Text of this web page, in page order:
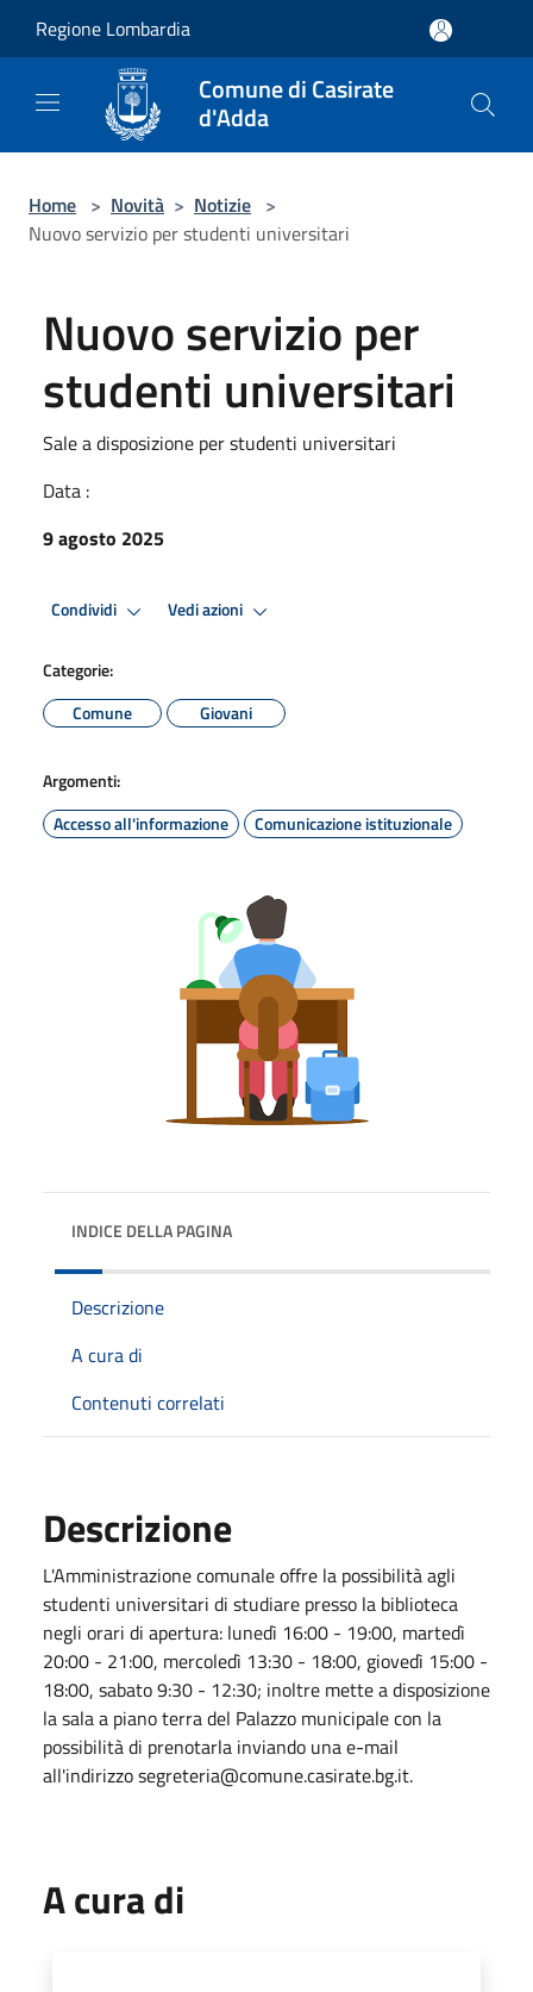
Regione Lombardia
Comune di Casirate
d'Adda
Home > Novità > Notizie >
Nuovo servizio per studenti universitari
Nuovo servizio per
studenti universitari
Sale a disposizione per studenti universitari
Data :
9 agosto 2025
Condividi Vedi azioni
Categorie:
Comune
Giovani
Argomenti:
Accesso all'informazione
Comunicazione istituzionale
INDICE DELLA PAGINA
Descrizione
A cura di
Contenuti correlati
Descrizione
L'Amministrazione comunale offre la possibilità agli
studenti universitari di studiare presso la biblioteca
negli orari di apertura: lunedì 16:00 - 19:00, martedì
20:00 - 21:00, mercoledì 13:30 - 18:00, giovedì 15:00 -
18:00, sabato 9:30 - 12:30; inoltre mette a disposizione
la sala a piano terra del Palazzo municipale con la
possibilità di prenotarla inviando una e-mail
all'indirizzo segreteria@comune.casirate.bg.it.
A cura di